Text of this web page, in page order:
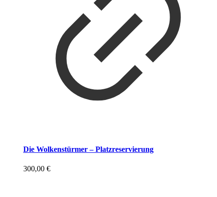
Die Wolkenstürmer – Platzreservierung
300,00 €